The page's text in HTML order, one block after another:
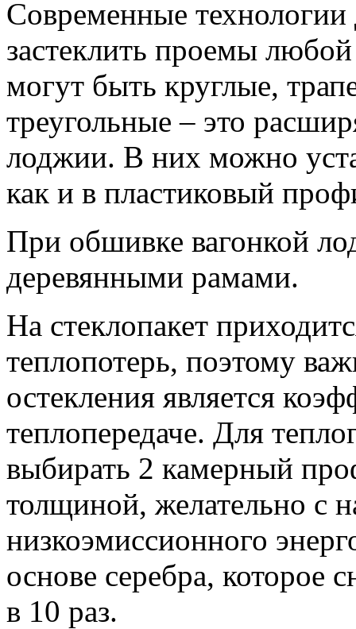
Современные технологии
застеклить проемы
могут быть круглые,
треугольные – это
лоджии. В них можно
как и в пластиковый
При обшивке вагонкой
деревянными рамами.
На стеклопакет
теплопотерь, поэтому
остекления является
теплопередаче. Для
выбирать 2 камерный
толщиной, желательно с
низкоэмиссионного
основе серебра, которое
в 10 раз.